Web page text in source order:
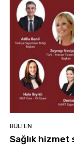
BÜLTEN
Sağlık hizmet